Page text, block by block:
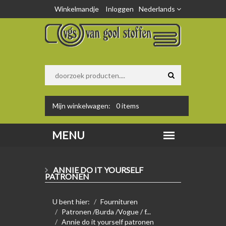
Nederlands
Winkelmandje Inloggen
Mijn winkelwagen: 0items
ANNIE DO IT YOURSELF
PATRONEN
U bent hier:
Fournituren
Patronen /Burda /Vogue / f...
Annie do it yourself patronen